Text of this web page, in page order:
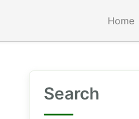
Home
Search